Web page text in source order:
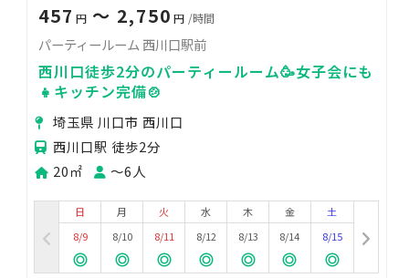
457 円〜 2,750 円 /時間
パーティールーム 西川口駅前
西川口徒歩2分のパーティールーム🥳女子会にも
👧キッチン完備🍲
埼玉県 川口市 西川口
西川口駅 徒歩2分
20㎡
〜6人
日
8/9
月
8/10
火
8/11
水
8/12
木
8/13
金
8/14
土
8/15